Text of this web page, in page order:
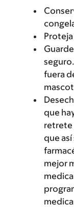
fuera
que
retrete
que
mejor